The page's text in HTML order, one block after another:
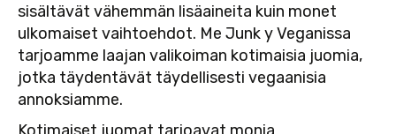
sisältävät vähemmän lisäaineita kuin monet
ulkomaiset vaihtoehdot. Me Junk y Veganissa
tarjoamme laajan valikoiman kotimaisia juomia,
jotka täydentävät täydellisesti vegaanisia
annoksiamme.
Kotimaiset juomat tarjoavat monia